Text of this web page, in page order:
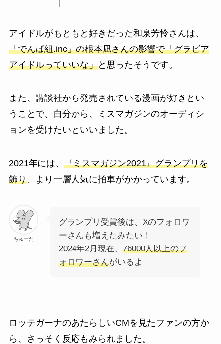
アイドルがもともと好きだった和泉芳怜さんは、
「でんぱ組.inc」の根本凪さんの影響で「グラビア
アイドルっていいな」と思ったそうです。
また、講談社から発売されている漫画が好きとい
うことで、自分から、ミスマガジンのオーディシ
ョンを受けたいといいました。
2021年には、 『ミスマガジン2021』グランプリを
飾り、より一層人気に拍車がかかっています。
ちゅーた
グランプリ受賞後は、Xのフォロワ
ーさんも増えたみたい！
2024年2月現在、 76000人以上のフ
ォロワーさんがいるよ
ロッテガーナのあたらしいCMを見たファンの方か
ら、さっそく反応もみられました。